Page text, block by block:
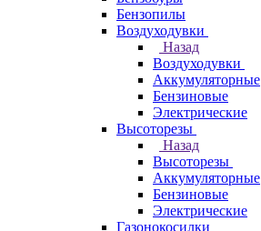
Бензопилы
Воздуходувки
Назад
Воздуходувки
Аккумуляторные
Бензиновые
Электрические
Высоторезы
Назад
Высоторезы
Аккумуляторные
Бензиновые
Электрические
Газонокосилки